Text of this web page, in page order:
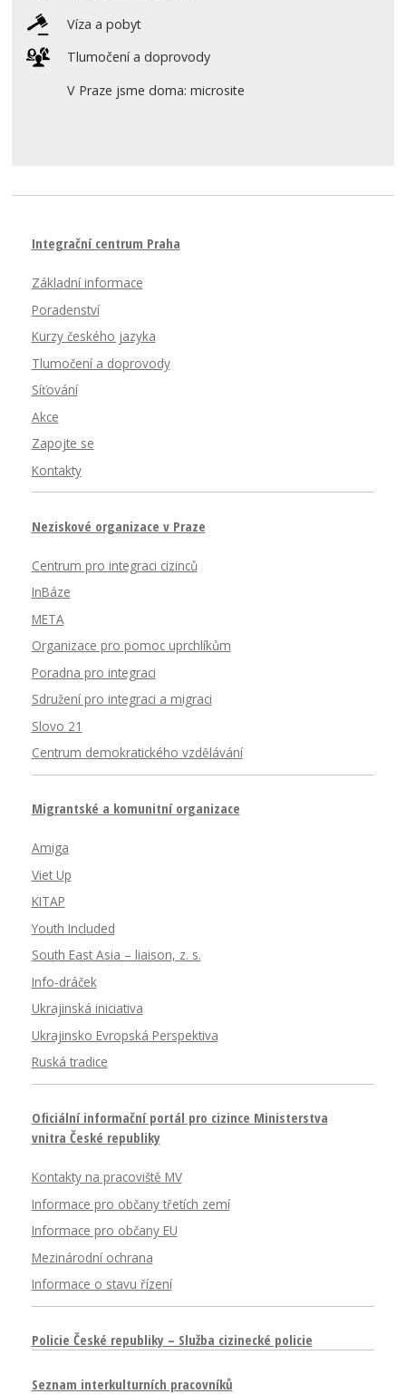
Víza a pobyt
Tlumočení a doprovody
V Praze jsme doma: microsite
Integrační centrum Praha
Základní informace
Poradenství
Kurzy českého jazyka
Tlumočení a doprovody
Síťování
Akce
Zapojte se
Kontakty
Neziskové organizace v Praze
Centrum pro integraci cizinců
InBáze
META
Organizace pro pomoc uprchlíkům
Poradna pro integraci
Sdružení pro integraci a migraci
Slovo 21
Centrum demokratického vzdělávání
Migrantské a komunitní organizace
Amiga
Viet Up
KITAP
Youth Included
South East Asia – liaison, z. s.
Info-dráček
Ukrajinská iniciativa
Ukrajinsko Evropská Perspektiva
Ruská tradice
Oficiální informační portál pro cizince Ministerstva
vnitra České republiky
Kontakty na pracoviště MV
Informace pro občany třetích zemí
Informace pro občany EU
Mezinárodní ochrana
Informace o stavu řízení
Policie České republiky – Služba cizinecké policie
Seznam interkulturních pracovníků